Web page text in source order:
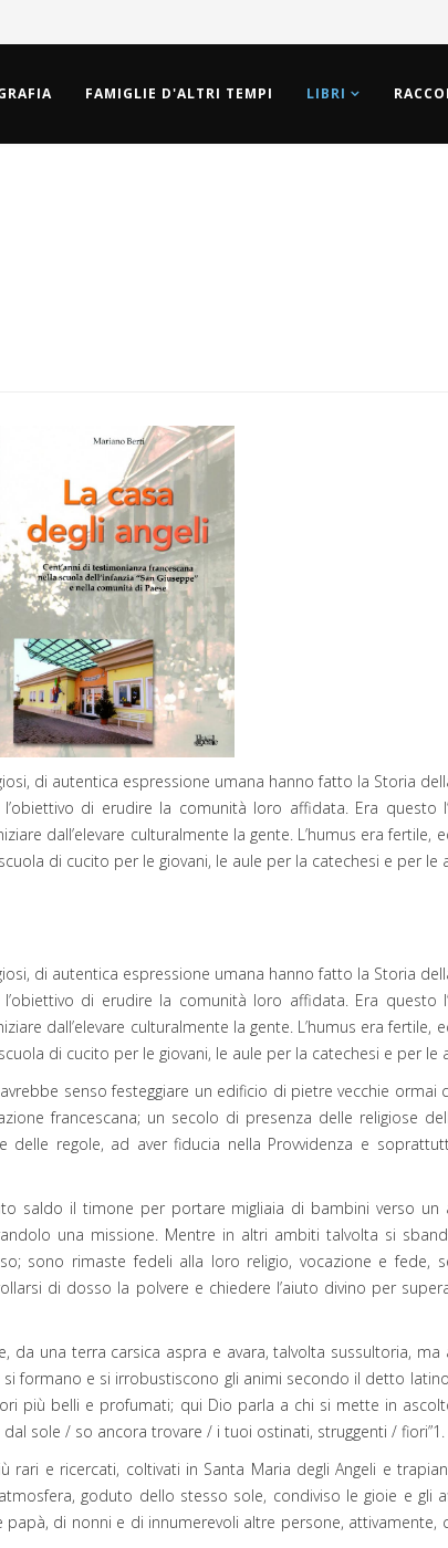
FAMIGLIE D'ALTRI TEMPI LIBRI
di autentica espressione umana hanno fatto la Storia
di erudire la comunità loro affidata. Era questo
dall’elevare culturalmente la gente. L’humus era
di cucito per le giovani, le aule per la catechesi e per le
di autentica espressione umana hanno fatto la Storia
di erudire la comunità loro affidata. Era questo
dall’elevare culturalmente la gente. L’humus era
di cucito per le giovani, le aule per la catechesi e per le
senso festeggiare un edificio di pietre vecchie ormai
francescana; un secolo di presenza delle religiose
regole, ad aver fiducia nella Provvidenza e
saldo il timone per portare migliaia di bambini verso
una missione. Mentre in altri ambiti talvolta si
sono rimaste fedeli alla loro religio, vocazione e fede,
di dosso la polvere e chiedere l’aiuto divino per
da una terra carsica aspra e avara, talvolta sussultoria,
formano e si irrobustiscono gli animi secondo il detto
più belli e profumati; qui Dio parla a chi si mette in
sole / so ancora trovare / i tuoi ostinati, struggenti / fiori”1.
rari e ricercati, coltivati in Santa Maria degli Angeli e
goduto dello stesso sole, condiviso le gioie e gli
di nonni e di innumerevoli altre persone, attivamente,